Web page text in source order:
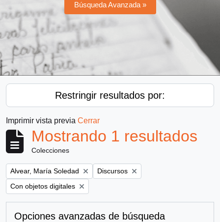
Búsqueda Avanzada »
Restringir resultados por:
Imprimir vista previa Cerrar
Mostrando 1 resultados
Colecciones
Remove filter:
Alvear, María Soledad Remove filter:
Discursos
Remove filter:
Con objetos digitales
Opciones avanzadas de búsqueda